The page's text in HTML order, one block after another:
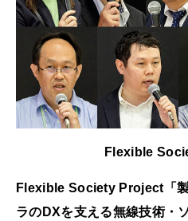
Flexible
Flexible Society Project「
ラのDXを支える無線技術・